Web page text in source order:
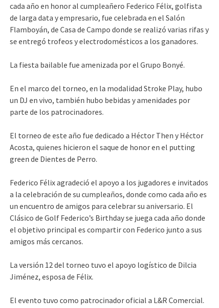
cada año en honor al cumpleañero Federico Félix, golfista
de larga data y empresario, fue celebrada en el Salón
Flamboyán, de Casa de Campo donde se realizó varias rifas y
se entregó trofeos y electrodomésticos a los ganadores.
La fiesta bailable fue amenizada por el Grupo Bonyé.
En el marco del torneo, en la modalidad Stroke Play, hubo
un DJ en vivo, también hubo bebidas y amenidades por
parte de los patrocinadores.
El torneo de este año fue dedicado a Héctor Then y Héctor
Acosta, quienes hicieron el saque de honor en el putting
green de Dientes de Perro.
Federico Félix agradeció el apoyo a los jugadores e invitados
a la celebración de su cumpleaños, donde como cada año es
un encuentro de amigos para celebrar su aniversario. El
Clásico de Golf Federico’s Birthday se juega cada año donde
el objetivo principal es compartir con Federico junto a sus
amigos más cercanos.
La versión 12 del torneo tuvo el apoyo logístico de Dilcia
Jiménez, esposa de Félix.
El evento tuvo como patrocinador oficial a L&R Comercial.